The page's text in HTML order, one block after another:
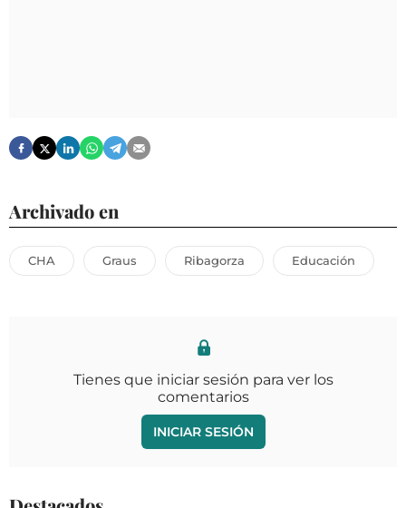
Archivado en
CHA Graus Ribagorza Educación
Tienes que iniciar sesión para ver los
comentarios
INICIAR SESIÓN